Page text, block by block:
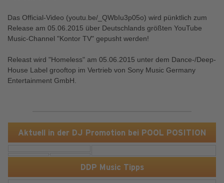
Aktuell in der DJ Promotion bei POOL POSITION
DDP Music Tipps
Das Official-Video (youtu.be/_QWbIu3p05o) wird pünktlich zum
Release am 05.06.2015 über Deutschlands größten YouTube
Music-Channel "Kontor TV" gepusht werden!
Releast wird "Homeless" am 05.06.2015 unter dem Dance-/Deep-
House Label grooftop im Vertrieb von Sony Music Germany
Entertainment GmbH.